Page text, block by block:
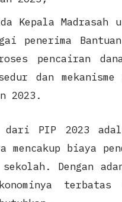
Kepala Madrasah
penerima
pencairan
dan
2023.
PIP 2023
mencakup biaya
sekolah. Dengan